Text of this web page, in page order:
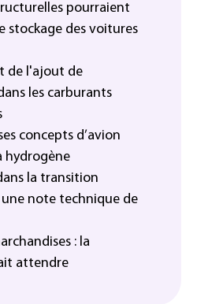
pourraient
stockage des voitures
de l'ajout de
les carburants
concepts d’avion
hydrogène
la transition
une note technique de
: la
attendre